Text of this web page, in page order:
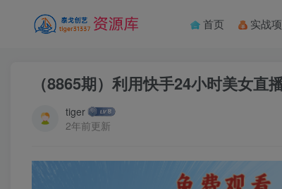
首页 实战
（8865期）利用快手24小时美女
tiger
2年前更新